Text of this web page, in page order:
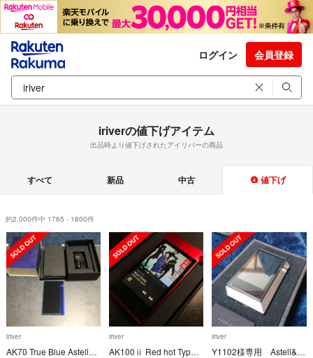
ログイン 会員登録
iriverの値下げアイテム
出品時より値下げされたアイリバーの商品
すべて 新品 中古 値下げ
約2,000件中 1765 - 1800件
iriver
AK70 True Blue Astell&Kern
iriver
AK100ⅱ Red hot Type-S (最終値下げ)
iriver
Y1102様専用 Astell&Kern ak240